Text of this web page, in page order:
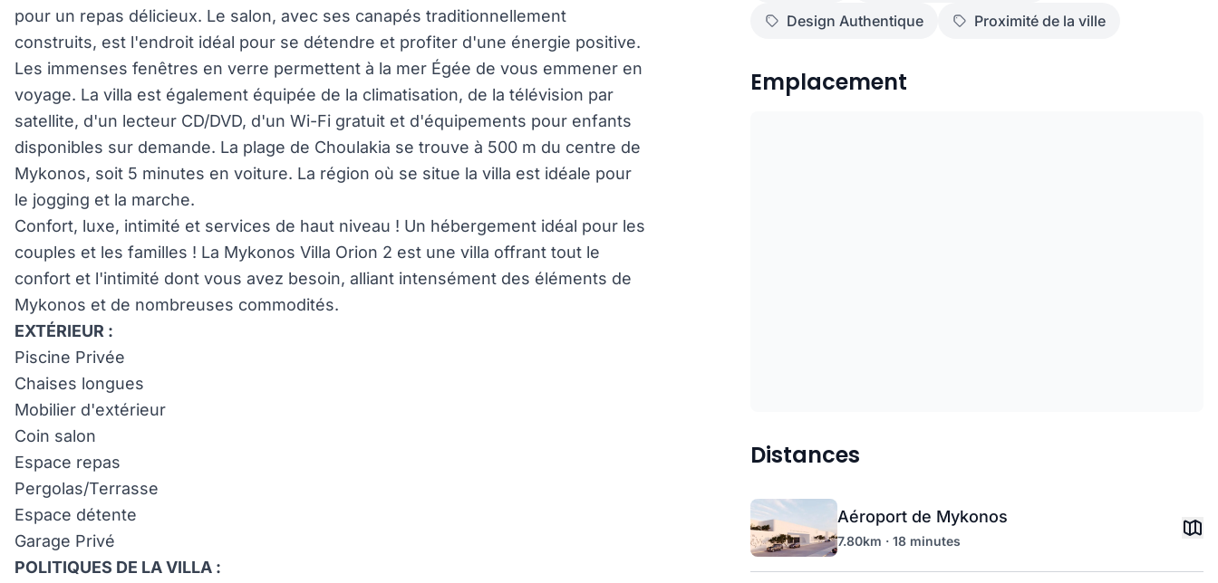
pour un repas délicieux. Le salon, avec ses canapés traditionnellement
construits, est l'endroit idéal pour se détendre et profiter d'une énergie positive.
Les immenses fenêtres en verre permettent à la mer Égée de vous emmener en
voyage. La villa est également équipée de la climatisation, de la télévision par
satellite, d'un lecteur CD/DVD, d'un Wi-Fi gratuit et d'équipements pour enfants
disponibles sur demande. La plage de Choulakia se trouve à 500 m du centre de
Mykonos, soit 5 minutes en voiture. La région où se situe la villa est idéale pour
le jogging et la marche.
Confort, luxe, intimité et services de haut niveau ! Un hébergement idéal pour les
couples et les familles ! La Mykonos Villa Orion 2 est une villa offrant tout le
confort et l'intimité dont vous avez besoin, alliant intensément des éléments de
Mykonos et de nombreuses commodités.
EXTÉRIEUR :
Piscine Privée
Chaises longues
Mobilier d'extérieur
Coin salon
Espace repas
Pergolas/Terrasse
Espace détente
Garage Privé
POLITIQUES DE LA VILLA :
Design Authentique
Proximité de la ville
Emplacement
Distances
Aéroport de Mykonos
7.80km · 18 minutes